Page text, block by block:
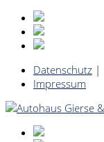
Datenschutz |
Impressum